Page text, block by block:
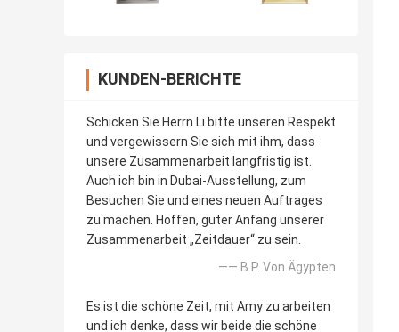
KUNDEN-BERICHTE
Schicken Sie Herrn Li bitte unseren Respekt
und vergewissern Sie sich mit ihm, dass
unsere Zusammenarbeit langfristig ist.
Auch ich bin in Dubai-Ausstellung, zum
Besuchen Sie und eines neuen Auftrages
zu machen. Hoffen, guter Anfang unserer
Zusammenarbeit „Zeitdauer“ zu sein.
—— B.P. Von Ägypten
Es ist die schöne Zeit, mit Amy zu arbeiten
und ich denke, dass wir beide die schöne